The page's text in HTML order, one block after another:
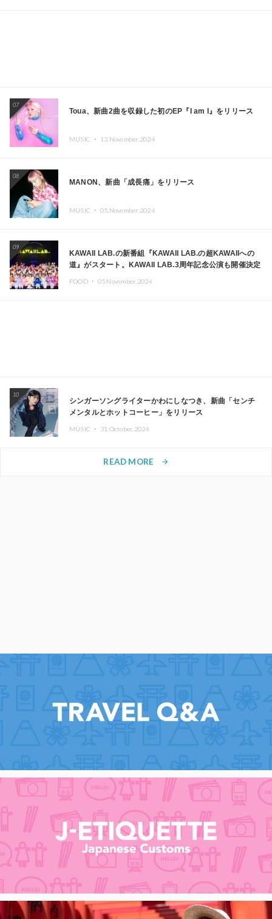
07
Toua、新曲2曲を収録した初のEP『I am I』をリリース
MUSIC ・ 13.November.2024
08
MANON、新曲「成長痛」をリリース
MUSIC ・ 05.November.2024
09
KAWAII LAB.の新番組『KAWAII LAB.の超KAWAIIへの
道』がスタート。KAWAII LAB.3周年記念公演も開催決定
FOOD ・ 05.November.2024
10
シンガーソングライターかわにしなつき、新曲「センチ
メンタルとホットコーヒー」をリリース
MUSIC ・ 31.October.2024
READ MORE arrow_forward